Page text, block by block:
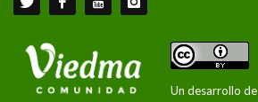
Un desarrollo de